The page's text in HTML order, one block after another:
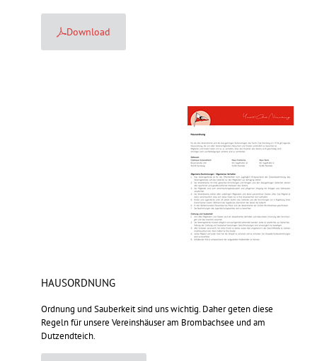
Download
HAUSORDNUNG
Ordnung und Sauberkeit sind uns wichtig. Daher geten diese
Regeln für unsere Vereinshäuser am Brombachsee und am
Dutzendteich.